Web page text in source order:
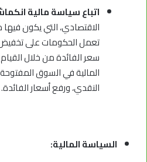
اتباع سياسة مالية
الاقتصادي، التي يكون
تعمل الحكومات على
سعر الفائدة من خلال القيام
المالية في السوق
النقدي، ورفع أسعار الفائدة.
السياسة المالية: